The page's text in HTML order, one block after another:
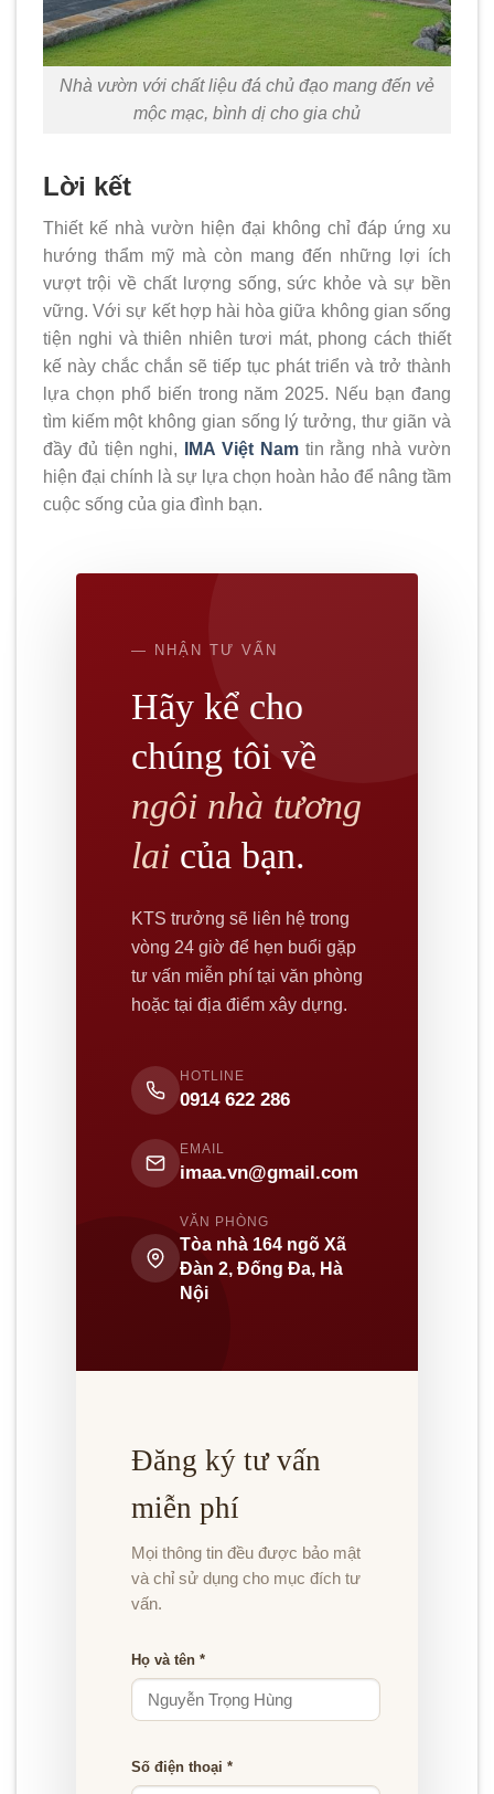
Nhà vườn với chất liệu đá chủ đạo mang đến vẻ
mộc mạc, bình dị cho gia chủ
Lời kết
Thiết kế nhà vườn hiện đại không chỉ đáp ứng xu
hướng thẩm mỹ mà còn mang đến những lợi ích
vượt trội về chất lượng sống, sức khỏe và sự bền
vững. Với sự kết hợp hài hòa giữa không gian sống
tiện nghi và thiên nhiên tươi mát, phong cách thiết
kế này chắc chắn sẽ tiếp tục phát triển và trở thành
lựa chọn phổ biến trong năm 2025. Nếu bạn đang
tìm kiếm một không gian sống lý tưởng, thư giãn và
đầy đủ tiện nghi,
IMA Việt Namtin rằng nhà vườn
hiện đại chính là sự lựa chọn hoàn hảo để nâng tầm
cuộc sống của gia đình bạn.
— NHẬN TƯ VẤN
Hãy kể cho
chúng tôi về
ngôi nhà tương
lai của bạn.
KTS trưởng sẽ liên hệ trong
vòng 24 giờ để hẹn buổi gặp
tư vấn miễn phí tại văn phòng
hoặc tại địa điểm xây dựng.
HOTLINE
0914 622 286
EMAIL
imaa.vn@gmail.com
VĂN PHÒNG
Tòa nhà 164 ngõ Xã
Đàn 2, Đống Đa, Hà
Nội
Đăng ký tư vấn
miễn phí
Mọi thông tin đều được bảo mật
và chỉ sử dụng cho mục đích tư
vấn.
Họ và tên *
Số điện thoại *